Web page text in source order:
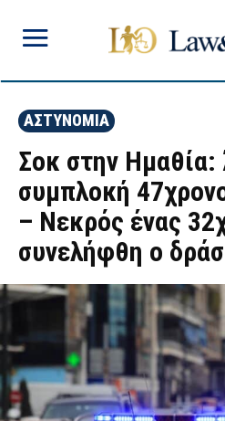
ΑΣΤΥΝΟΜΙΑ
Σοκ στην Ημαθία:
συμπλοκή
– Νεκρός ένας
συνελήφθη ο